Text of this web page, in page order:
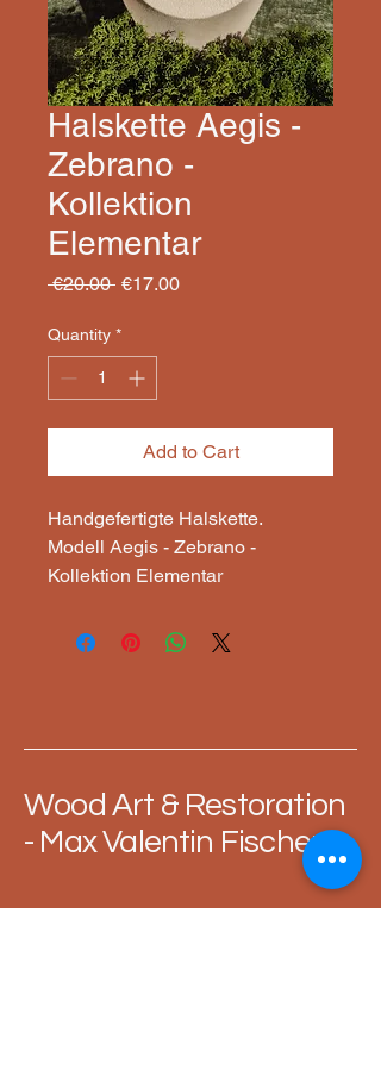
Halskette Aegis -
Zebrano -
Kollektion
Elementar
€20.00 Regular
€17.00Sale
Quantity *
Add to Cart
Handgefertigte Halskette.
Modell Aegis - Zebrano -
Kollektion Elementar
Wood Art & Restoration
- Max Valentin Fischer